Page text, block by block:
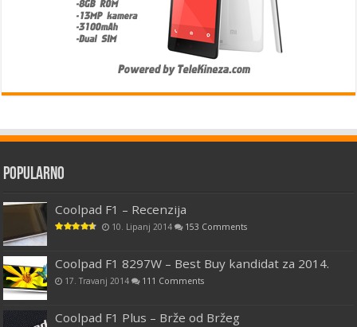
Popularno
Coolpad F1 – Recenzija
10. Lipanj 2014 153 Comments
Coolpad F1 8297W – Best Buy kandidat za 2014.
17. Travanj 2014 111 Comments
Coolpad F1 Plus – Brže od Bržeg